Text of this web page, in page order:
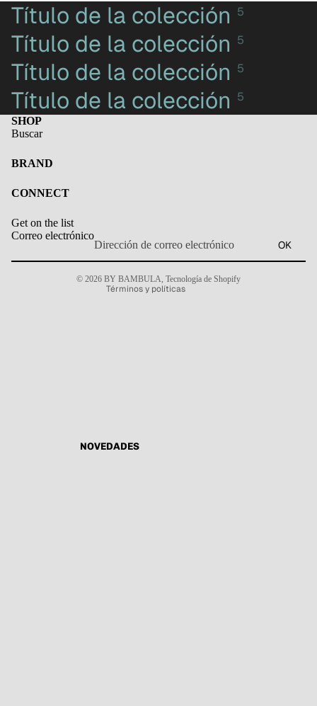
NOVEDADES
Título de la colección 5
Título de la colección 5
Título de la colección 5
Título de la colección 5
SHOP
Buscar
BRAND
CONNECT
Get on the list
Correo electrónico
OK
© 2026 BY BAMBULA Tecnología de Shopify
Términos y políticas
Política de envío
Política de reembolso
Aviso legal